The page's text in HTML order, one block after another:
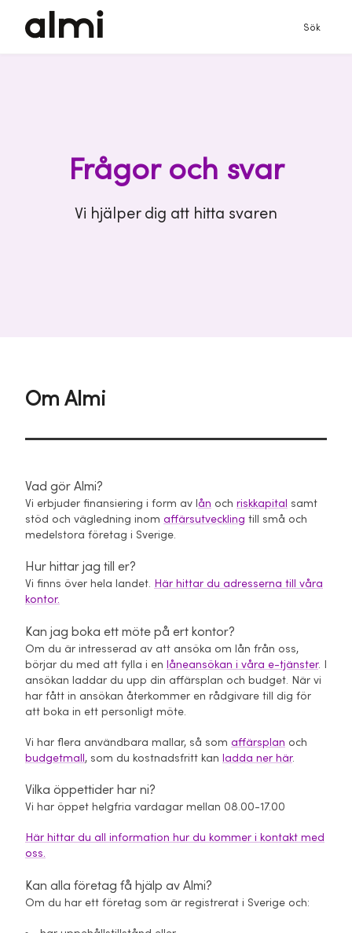
Sök
Frågor och svar
Vi hjälper dig att hitta svaren
Om Almi
Vad gör Almi?
Vi erbjuder finansiering i form av l ån och riskkapital samt
stöd och vägledning inom affärsutveckling till små och
medelstora företag i Sverige.
Hur hittar jag till er?
Vi finns över hela landet. Här hittar du adresserna till våra
kontor.
Kan jag boka ett möte på ert kontor?
Om du är intresserad av att ansöka om lån från oss,
börjar du med att fylla i en låneansökan i våra e-tjänster. I
ansökan laddar du upp din affärsplan och budget. När vi
har fått in ansökan återkommer en rådgivare till dig för
att boka in ett personligt möte.
Vi har flera användbara mallar, så som affärsplan och
budgetmall , som du kostnadsfritt kan ladda ner här.
Vilka öppettider har ni?
Vi har öppet helgfria vardagar mellan 08.00-17.00
Här hittar du all information hur du kommer i kontakt med
oss.
Kan alla företag få hjälp av Almi?
Om du har ett företag som är registrerat i Sverige och: